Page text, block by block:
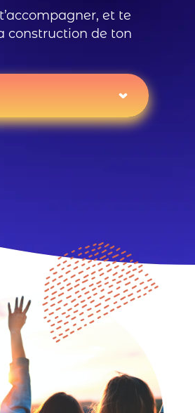
et te
construction de ton